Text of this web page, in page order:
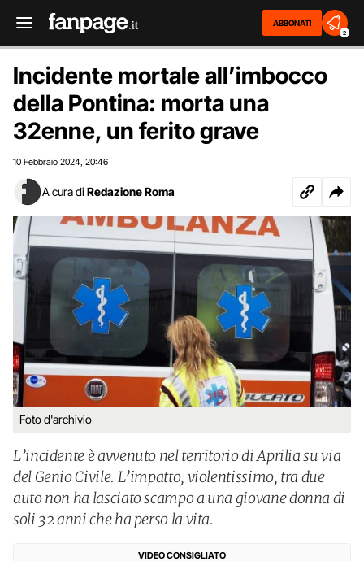
ABBONATI
2
Incidente mortale all’imbocco
della Pontina: morta una
32enne, un ferito grave
10 Febbraio 2024 20:46
A cura di Redazione Roma
Foto d'archivio
L’incidente è avvenuto nel territorio di Aprilia su via
del Genio Civile. L’impatto, violentissimo, tra due
auto non ha lasciato scampo a una giovane donna di
soli 32 anni che ha perso la vita.
VIDEO CONSIGLIATO